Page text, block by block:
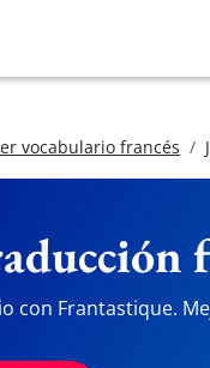
vocabulario francés
con Frantastique.